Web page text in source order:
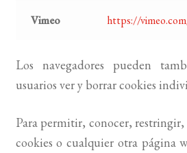
Vimeo https://
Los navegadores pueden
usuarios ver y borrar cookies
Para permitir, conocer,
cookies o cualquier otra página